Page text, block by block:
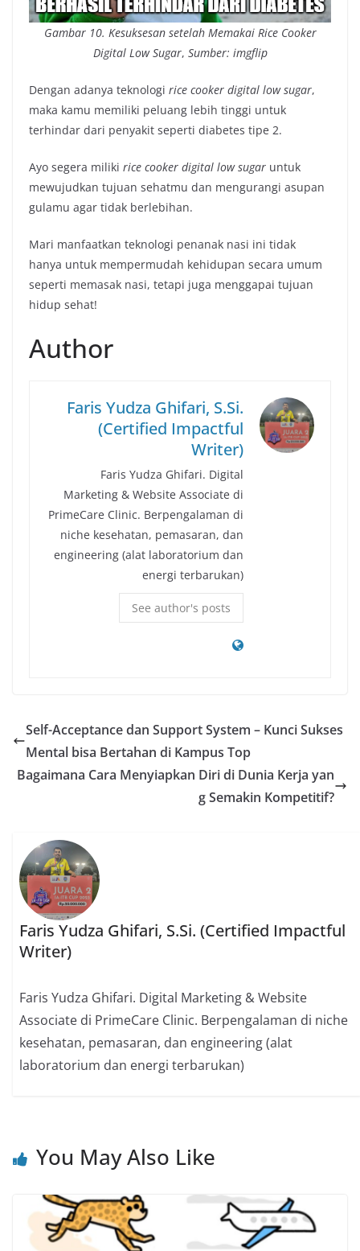
Gambar 10. Kesuksesan setelah Memakai Rice Cooker
Digital Low Sugar, Sumber: imgflip
Dengan adanya teknologi rice cooker digital low sugar,
maka kamu memiliki peluang lebih tinggi untuk
terhindar dari penyakit seperti diabetes tipe 2.
Ayo segera miliki rice cooker digital low sugar untuk
mewujudkan tujuan sehatmu dan mengurangi asupan
gulamu agar tidak berlebihan.
Mari manfaatkan teknologi penanak nasi ini tidak
hanya untuk mempermudah kehidupan secara umum
seperti memasak nasi, tetapi juga menggapai tujuan
hidup sehat!
Author
Faris Yudza Ghifari, S.Si.
(Certified Impactful
Writer)
Faris Yudza Ghifari. Digital
Marketing & Website Associate di
PrimeCare Clinic. Berpengalaman di
niche kesehatan, pemasaran, dan
engineering (alat laboratorium dan
energi terbarukan)
See author's posts
Self-Acceptance dan Support System – Kunci Sukses
Mental bisa Bertahan di Kampus Top
Bagaimana Cara Menyiapkan Diri di Dunia Kerja yan
g Semakin Kompetitif?
Faris Yudza Ghifari, S.Si. (Certified Impactful
Writer)
Faris Yudza Ghifari. Digital Marketing & Website
Associate di PrimeCare Clinic. Berpengalaman di niche
kesehatan, pemasaran, dan engineering (alat
laboratorium dan energi terbarukan)
You May Also Like